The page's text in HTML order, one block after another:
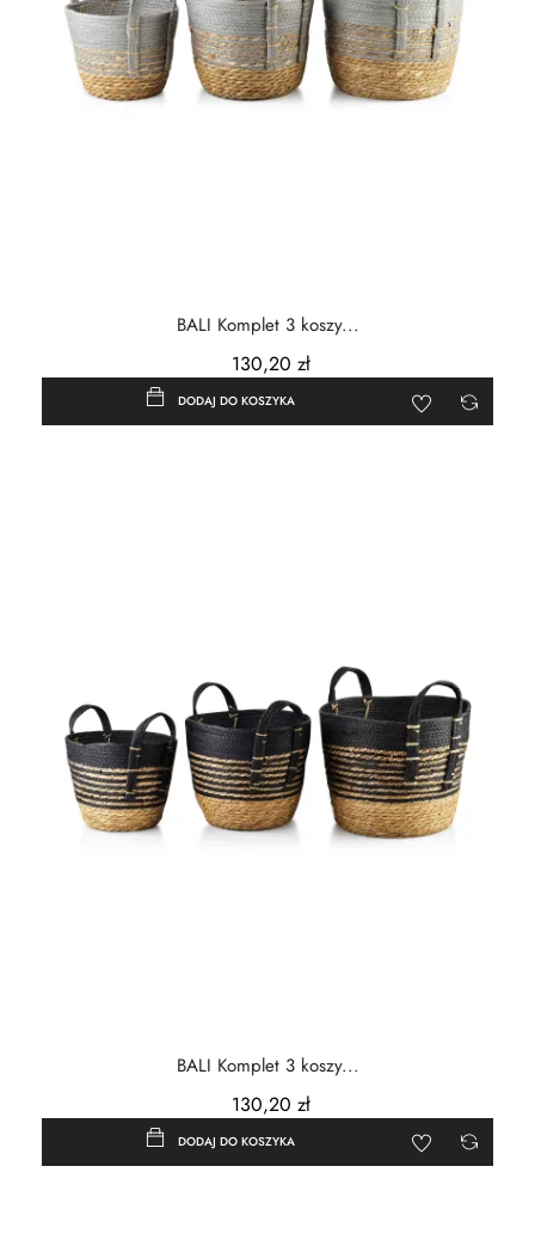
BALI Komplet 3 koszy...
130,20 zł
DODAJ DO KOSZYKA
BALI Komplet 3 koszy...
130,20 zł
DODAJ DO KOSZYKA